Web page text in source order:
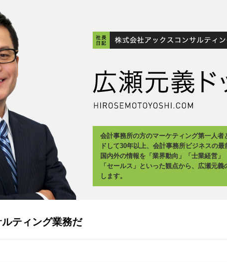
会計事務所の方のマーケティング第一人者
ドして30年以上、会計事務所ビジネスの最
国内外の情報を「業界動向」「士業経営」
「セールス」といった観点から、広瀬元
します。
ティング業務だ